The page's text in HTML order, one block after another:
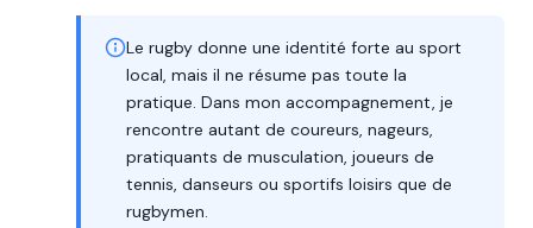
Le rugby donne une identité forte au sport
local, mais il ne résume pas toute la
pratique. Dans mon accompagnement, je
rencontre autant de coureurs, nageurs,
pratiquants de musculation, joueurs de
tennis, danseurs ou sportifs loisirs que de
rugbymen.